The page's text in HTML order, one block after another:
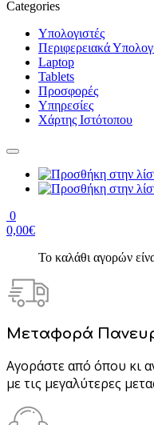
Categories
Υπολογιστές
Περιφερειακά
Laptop
Tablets
Προσφορές
Υπηρεσίες
Χάρτης Ιστότοπου
0
0,00€
Το καλάθι αγορών
Μεταφορά
Αγοράστε από όπου κι
με τις μεγαλύτερες